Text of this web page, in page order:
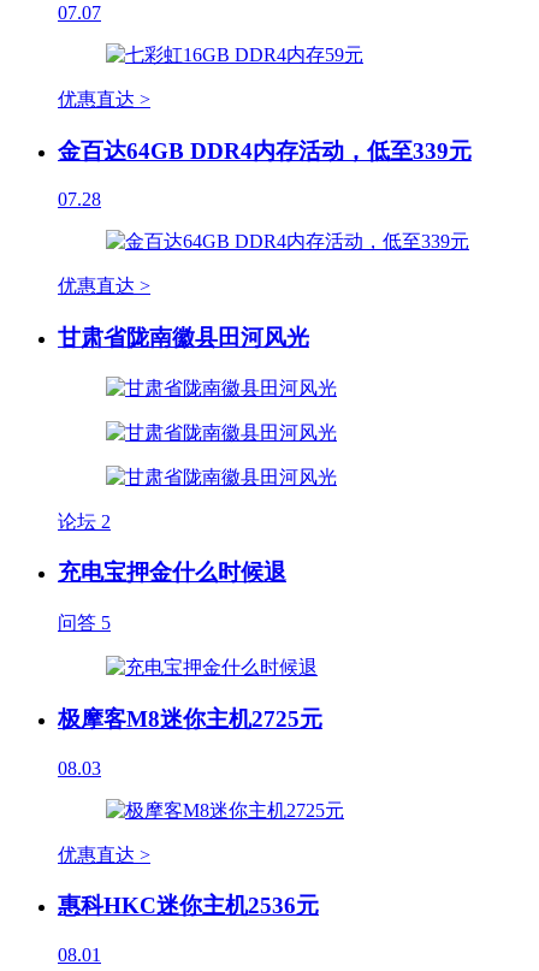
07.07
优惠直达 >
金百达64GB DDR4内存活动，低至339元
07.28
优惠直达 >
甘肃省陇南徽县田河风光
论坛 2
充电宝押金什么时候退
问答 5
极摩客M8迷你主机2725元
08.03
优惠直达 >
惠科HKC迷你主机2536元
08.01